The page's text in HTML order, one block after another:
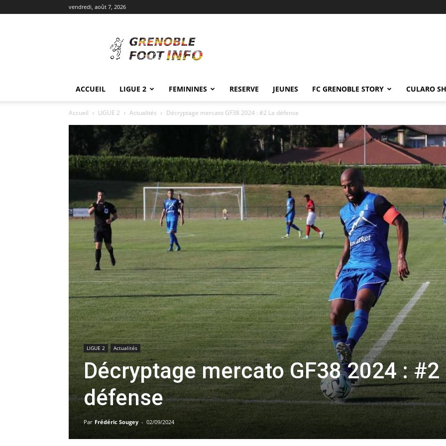
vendredi, août 7, 2026
Foot
Info
ACCUEIL LIGUE 2 FEMININES RESERVE JEUNES FC GRENOBLE STORY CULARO
Accueil LIGUE 2 Actualités Décryptage mercato GF38 2024 : #2 La défense
LIGUE 2 Actualités
Décryptage mercato GF38 2024 : #2
défense
Par Frédéric Sougey - 02/09/2024